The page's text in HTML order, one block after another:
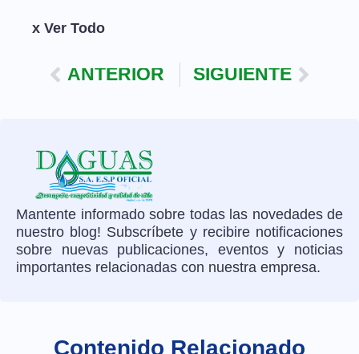
x Ver Todo
ANTERIOR SIGUIENTE
Mantente informado sobre todas las novedades de
nuestro blog! Subscríbete y recibire notificaciones
sobre nuevas publicaciones, eventos y noticias
importantes relacionadas con nuestra empresa.
Contenido Relacionado